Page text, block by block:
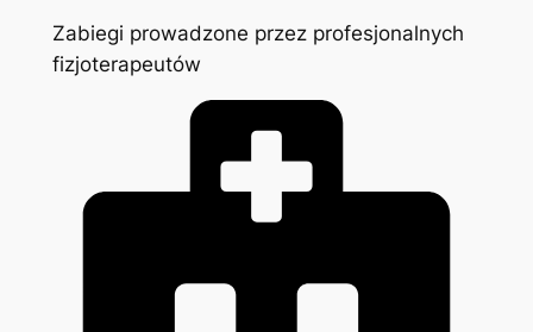
Zabiegi prowadzone przez profesjonalnych
fizjoterapeutów